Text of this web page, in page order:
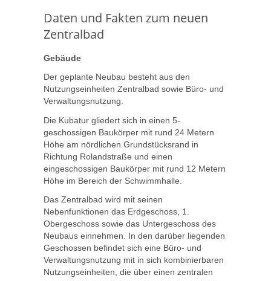
Daten und Fakten zum neuen
Zentralbad
Gebäude
Der geplante Neubau besteht aus den
Nutzungseinheiten Zentralbad sowie Büro- und
Verwaltungsnutzung.
Die Kubatur gliedert sich in einen 5-
geschossigen Baukörper mit rund 24 Metern
Höhe am nördlichen Grundstücksrand in
Richtung Rolandstraße und einen
eingeschossigen Baukörper mit rund 12 Metern
Höhe im Bereich der Schwimmhalle.
Das Zentralbad wird mit seinen
Nebenfunktionen das Erdgeschoss, 1.
Obergeschoss sowie das Untergeschoss des
Neubaus einnehmen. In den darüber liegenden
Geschossen befindet sich eine Büro- und
Verwaltungsnutzung mit in sich kombinierbaren
Nutzungseinheiten, die über einen zentralen